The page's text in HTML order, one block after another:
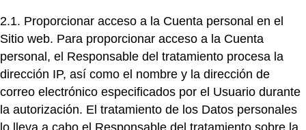
2.1. Proporcionar acceso a la Cuenta personal en el
Sitio web. Para proporcionar acceso a la Cuenta
personal, el Responsable del tratamiento procesa la
dirección IP, así como el nombre y la dirección de
correo electrónico especificados por el Usuario durante
la autorización. El tratamiento de los Datos personales
lo lleva a cabo el Responsable del tratamiento sobre la